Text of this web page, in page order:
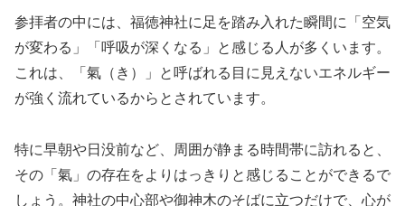
参拝者の中には、福徳神社に足を踏み入れた瞬間に「空気
が変わる」「呼吸が深くなる」と感じる人が多くいます。
これは、「氣（き）」と呼ばれる目に見えないエネルギー
が強く流れているからとされています。
特に早朝や日没前など、周囲が静まる時間帯に訪れると、
その「氣」の存在をよりはっきりと感じることができるで
しょう。神社の中心部や御神木のそばに立つだけで、心が